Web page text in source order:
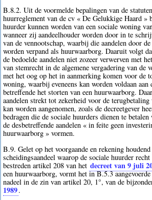
B.8.2. Uit de voormelde bepalingen van de
huurreglement van de cv « De Gelukkige Haard »
huurder kunnen worden van een sociale woning
wanneer zij aandeelhouder worden door in te
van de vennootschap, waarbij die aandelen door
worden verpand als huurwaarborg. Daaruit volgt
de bedoelde aandelen niet zozeer verwerven met
van stemrecht in de algemene vergadering van de
met het oog op het in aanmerking komen voor de
woning, waarbij eveneens kan worden voldaan
betreffende het storten van een huurwaarborg.
aandelen strekt tot zekerheid voor de
kan worden aangenomen, zoals de decreetgever
bedragen die de sociale huurders dienen te
de desbetreffende aandelen « in feite geen
huurwaarborg » vormen.
B.9. Gelet op het voorgaande en rekening
scheidingsaandeel waarop de sociale huurder
bestreden artikel 208 van het decreet van 9 juli
een huurwaarborg, vormt het in B.5.3
nadeel in de zin van artikel 20, 1°, van de
1989.